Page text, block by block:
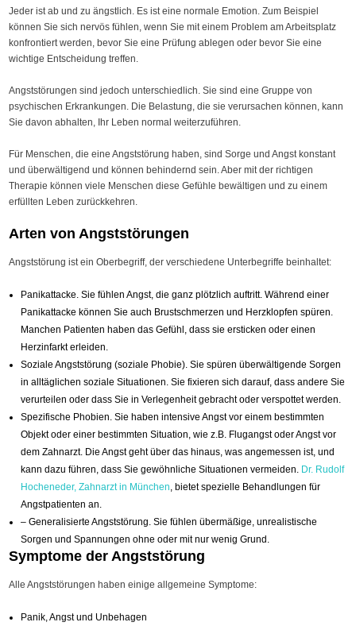
Jeder ist ab und zu ängstlich. Es ist eine normale Emotion. Zum Beispiel
können Sie sich nervös fühlen, wenn Sie mit einem Problem am Arbeitsplatz
konfrontiert werden, bevor Sie eine Prüfung ablegen oder bevor Sie eine
wichtige Entscheidung treffen.
Angststörungen sind jedoch unterschiedlich. Sie sind eine Gruppe von
psychischen Erkrankungen. Die Belastung, die sie verursachen können, kann
Sie davon abhalten, Ihr Leben normal weiterzuführen.
Für Menschen, die eine Angststörung haben, sind Sorge und Angst konstant
und überwältigend und können behindernd sein. Aber mit der richtigen
Therapie können viele Menschen diese Gefühle bewältigen und zu einem
erfüllten Leben zurückkehren.
Arten von Angststörungen
Angststörung ist ein Oberbegriff, der verschiedene Unterbegriffe beinhaltet:
Panikattacke. Sie fühlen Angst, die ganz plötzlich auftritt. Während einer
Panikattacke können Sie auch Brustschmerzen und Herzklopfen spüren.
Manchen Patienten haben das Gefühl, dass sie ersticken oder einen
Herzinfarkt erleiden.
Soziale Angststörung (soziale Phobie). Sie spüren überwältigende Sorgen
in alltäglichen soziale Situationen. Sie fixieren sich darauf, dass andere Sie
verurteilen oder dass Sie in Verlegenheit gebracht oder verspottet werden.
Spezifische Phobien. Sie haben intensive Angst vor einem bestimmten
Objekt oder einer bestimmten Situation, wie z.B. Flugangst oder Angst vor
dem Zahnarzt. Die Angst geht über das hinaus, was angemessen ist, und
kann dazu führen, dass Sie gewöhnliche Situationen vermeiden. Dr. Rudolf
Hocheneder, Zahnarzt in München , bietet spezielle Behandlungen für
Angstpatienten an.
– Generalisierte Angststörung. Sie fühlen übermäßige, unrealistische
Sorgen und Spannungen ohne oder mit nur wenig Grund.
Symptome der Angststörung
Alle Angststörungen haben einige allgemeine Symptome:
Panik, Angst und Unbehagen